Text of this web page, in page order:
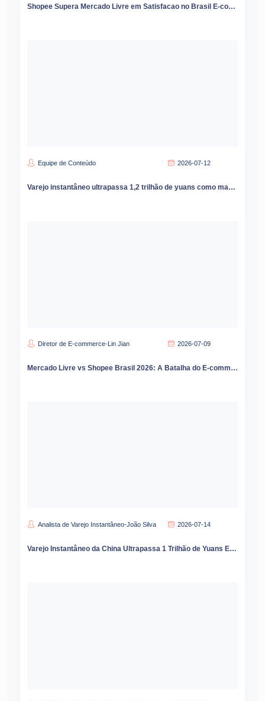
Shopee Supera Mercado Livre em Satisfacao no Brasil E-commerce Cresce 9 por Cento em 2026
Equipe de Conteúdo 2026-07-12
Varejo instantâneo ultrapassa 1,2 trilhão de yuans como marcas podem capturar oportunidades de crescimento no mercado de condados
Diretor de E-commerce-Lin Jian 2026-07-09
Mercado Livre vs Shopee Brasil 2026: A Batalha do E-commerce que Está Redesenhando o Varejo
Analista de Varejo Instantâneo-João Silva 2026-07-14
Varejo Instantâneo da China Ultrapassa 1 Trilhão de Yuans Expansão para Cidades Menores Acelera em 2026